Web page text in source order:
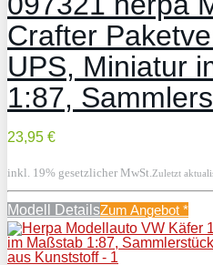
Crafter
UPS, Miniatur
1:87,
23,95 €
inkl. 19% gesetzlicher MwSt. Zuletzt
Modell DetailsZum Angebot *